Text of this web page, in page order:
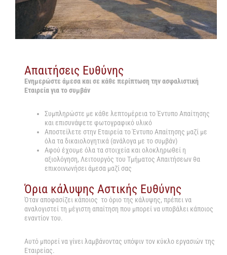
Απαιτήσεις Ευθύνης
Ενημερώστε άμεσα και σε κάθε περίπτωση την ασφαλιστική
Εταιρεία για το συμβάν
Συμπληρώστε με κάθε λεπτομέρεια το Έντυπο Απαίτησης
και επισυνάψετε φωτογραφικό υλικό
Αποστείλετε στην Εταιρεία το Έντυπο Απαίτησης μαζί με
όλα τα δικαιολογητικά (ανάλογα με το συμβάν)
Αφού έχουμε όλα τα στοιχεία και ολοκληρωθεί η
αξιολόγηση, Λειτουργός του Τμήματος Απαιτήσεων θα
επικοινωνήσει άμεσα μαζί σας
Όρια κάλυψης Αστικής Ευθύνης
Όταν αποφασίζει κάποιος το όριο της κάλυψης, πρέπει να
αναλογιστεί τη μέγιστη απαίτηση που μπορεί να υποβάλει κάποιος
εναντίον του.
Αυτό μπορεί να γίνει λαμβάνοντας υπόψιν τον κύκλο εργασιών της
Εταιρείας.